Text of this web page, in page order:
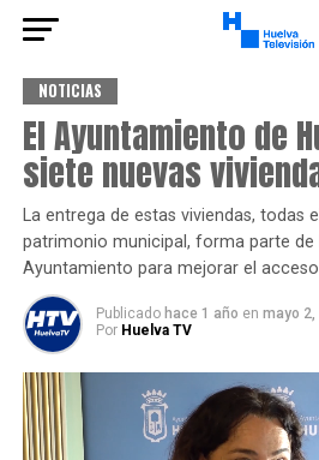
NOTICIAS
El Ayuntamiento de
siete nuevas
La entrega de estas viviendas, todas
patrimonio municipal, forma parte de
Ayuntamiento para mejorar el
Publicado hace 1 año en mayo 2,
Por Huelva TV